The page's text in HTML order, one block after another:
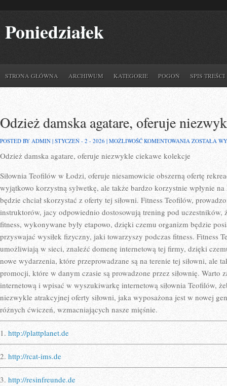
Poniedziałek
STRONA GŁÓWNA ARCHIWUM KATEGORIE POGOŃ SPIS TREŚCI
Odzież damska agatare, oferuje
POSTED BY ADMIN | STYCZEŃ - 2 - 2026 | MOŻLIWOŚĆ KOMENTOWANIA ODZIEŻ
CIEKAWE
KOLEKCJE
ZOSTAŁA
Odzież damska agatare, oferuje niezwykle ciekawe kolekcje
Siłownia Teofilów w Łodzi, oferuje niesamowicie obszerną ofertę
wyjątkowo korzystną sylwetkę, ale także bardzo korzystnie wpłynie
będzie chciał skorzystać z oferty tej siłowni. Fitness Teofilów,
instruktorów, jacy odpowiednio dostosowują trening pod uczestników,
fitness, wykonywane były etapowo, dzięki czemu organizm będzie
przyswajać wysiłek fizyczny, jaki towarzyszy podczas fitness. Fitness
umożliwiają w sieci, znaleźć domenę internetową tej firmy, dzięki
nowe wydarzenia, które przeprowadzane są na terenie tej siłowni, ale
promocji, które w danym czasie są prowadzone przez siłownię. Warto
internetową i wpisać w wyszukiwarkę internetową siłownia Teofilów,
niezwykle atrakcyjnej oferty siłowni, jaka wyposażona jest w nowej
różnych ćwiczeń, wzmacniających nasze mięśnie.
1. http://plattplanet.de
2. http://rcat-ims.de
3. http://resinfreunde.de